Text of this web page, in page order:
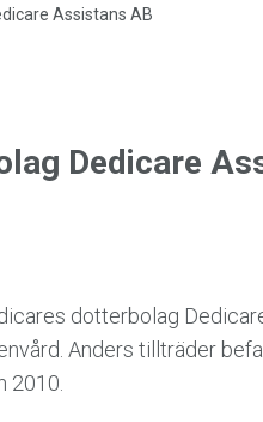
Assistans AB
Dedicare
dotterbolag
Anders tillträder
2010.